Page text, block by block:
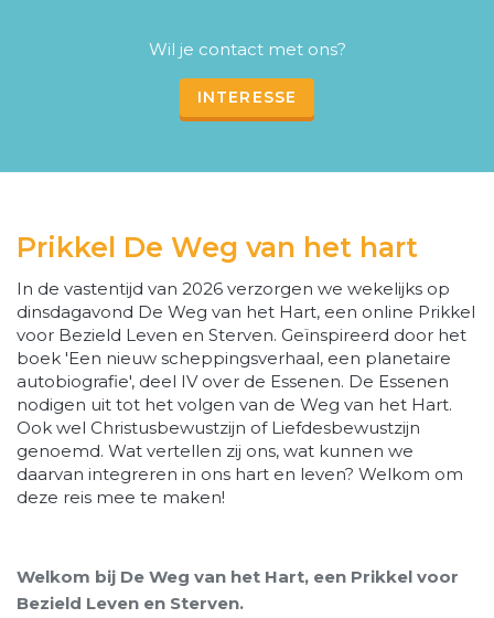
Wil je contact met ons?
INTERESSE
Prikkel De Weg van het hart
In de vastentijd van 2026 verzorgen we wekelijks op
dinsdagavond De Weg van het Hart, een online Prikkel
voor Bezield Leven en Sterven. Geïnspireerd door het
boek 'Een nieuw scheppingsverhaal, een planetaire
autobiografie', deel IV over de Essenen. De Essenen
nodigen uit tot het volgen van de Weg van het Hart.
Ook wel Christusbewustzijn of Liefdesbewustzijn
genoemd. Wat vertellen zij ons, wat kunnen we
daarvan integreren in ons hart en leven? Welkom om
deze reis mee te maken!
Welkom bij De Weg van het Hart, een Prikkel voor
Bezield Leven en Sterven.